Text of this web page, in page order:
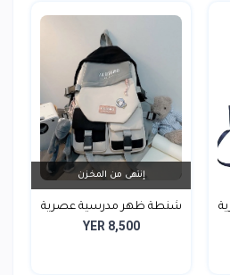
إنتهى من المخزن
شنطة ظهر مدرسية عصرية
YER 8,500